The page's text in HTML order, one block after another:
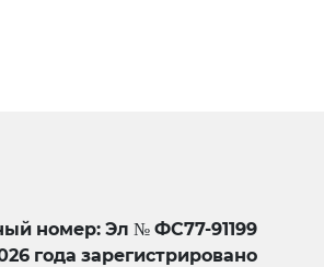
номер: Эл № ФС77-91199
года зарегистрировано